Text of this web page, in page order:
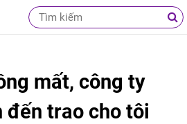
mất, công ty
đến trao cho tôi